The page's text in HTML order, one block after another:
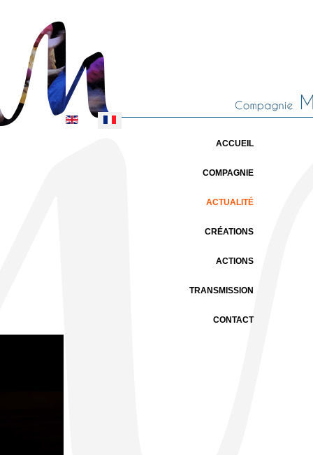
Sélectionnez votre langue
ACCUEIL
COMPAGNIE
ACTUALITÉ
CRÉATIONS
ACTIONS
TRANSMISSION
CONTACT